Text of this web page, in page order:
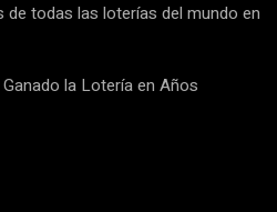
todas las loterías del mundo en
la Lotería en Años